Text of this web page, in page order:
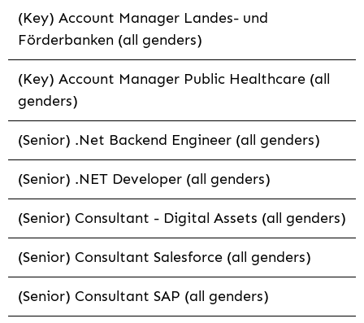
(Key) Account Manager Landes- und
Förderbanken (all genders)
(Key) Account Manager Public Healthcare (all
genders)
(Senior) .Net Backend Engineer (all genders)
(Senior) .NET Developer (all genders)
(Senior) Consultant - Digital Assets (all genders)
(Senior) Consultant Salesforce (all genders)
(Senior) Consultant SAP (all genders)